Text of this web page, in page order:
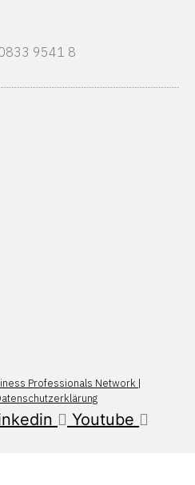
9541 8
Professionals Network |
Youtube